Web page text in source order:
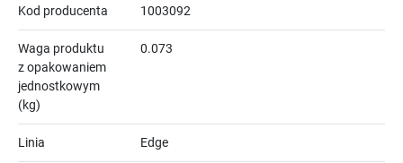
Kod producenta 1003092
Waga produktu
z opakowaniem
jednostkowym
(kg)
0.073
Linia Edge